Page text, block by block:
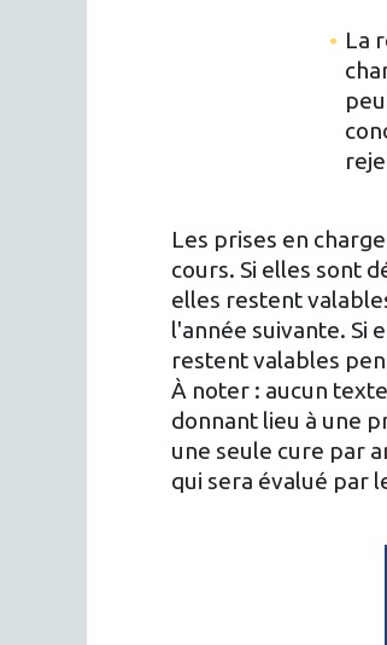
La
Les prises en
cours. Si elles sont
elles restent
l'année suivante. Si
restent valables
À noter : aucun
donnant lieu à une
une seule cure par
qui sera évalué par